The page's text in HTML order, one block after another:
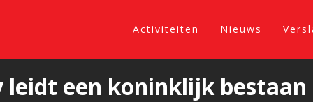
Activiteiten Nieuws
leidt een koninklijk